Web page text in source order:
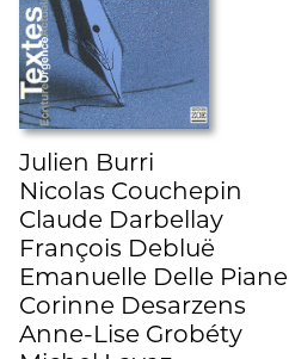
Julien Burri
Nicolas Couchepin
Claude Darbellay
François Debluë
Emanuelle Delle Piane
Corinne Desarzens
Anne-Lise Grobéty